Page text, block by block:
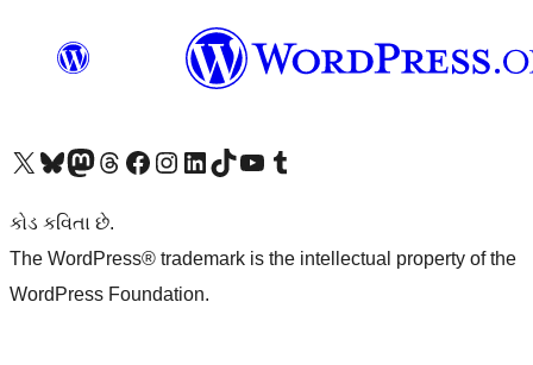
અમારા X (અગાઉ ટ્વિટર) એકાઉન્ટની મુલાકાત લોઅમારા Bluesky એકાઉન્ટની મુલાકાત લોઅમારા માસ્ટોડોન એકાઉન્ટની મુલાકાત લોઅમારા Threads એકાઉન્ટની મુલાકાત લો અમારા ફેસબુક પેજની મુલાકાત લોઅમારા ઇન્સ્ટાગ્રામ એકાઉન્ટની મુલાકાત લો અમારા LinkedIn એકાઉન્ટની મુલાકાત લોઅમારા TikTok એકાઉન્ટની મુલાકાત લોઅમારી YouTube ચેનલની મુલાકાત લો અમારા Tumblr એકાઉન્ટની મુલાકાત લો
કોડ કવિતા છે.
The WordPress® trademark is the intellectual property of the
WordPress Foundation.